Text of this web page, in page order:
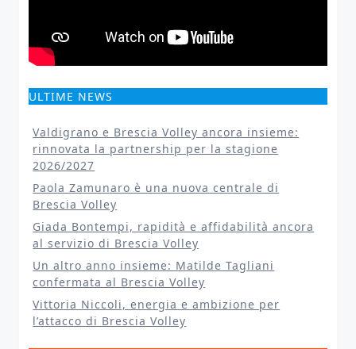
ULTIME NEWS
Valdigrano e Brescia Volley ancora insieme:
rinnovata la partnership per la stagione
2026/2027
Paola Zamunaro è una nuova centrale di
Brescia Volley
Giada Bontempi, rapidità e affidabilità ancora
al servizio di Brescia Volley
Un altro anno insieme: Matilde Tagliani
confermata al Brescia Volley
Vittoria Niccoli, energia e ambizione per
l’attacco di Brescia Volley